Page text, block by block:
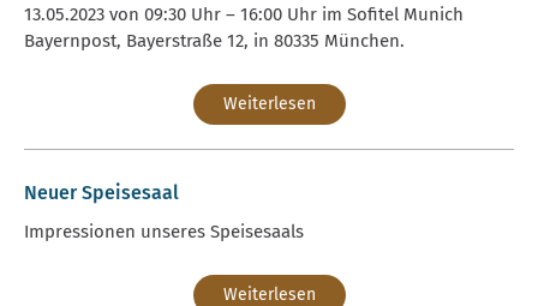
13.05.2023 von 09:30 Uhr – 16:00 Uhr im Sofitel Munich
Bayernpost, Bayerstraße 12, in 80335 München.
Weiterlesen
Neuer Speisesaal
Impressionen unseres Speisesaals
Weiterlesen